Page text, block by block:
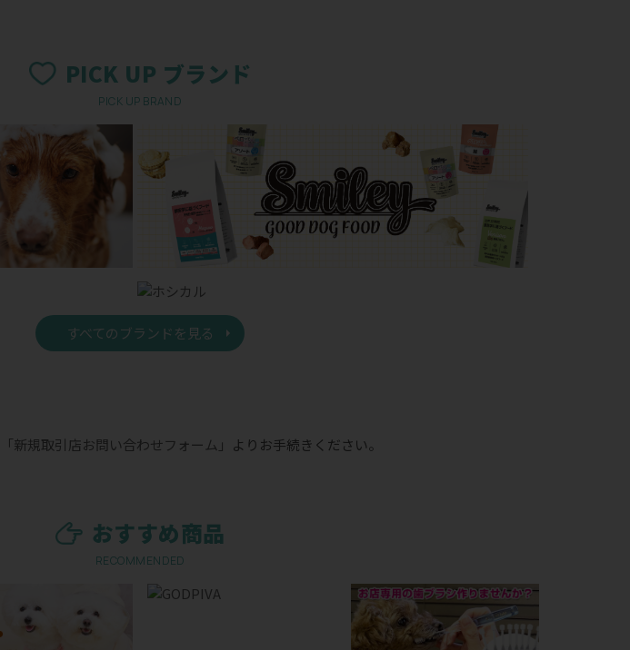
PICK UP ブランド
PICK UP BRAND
すべてのブランドを見る
「新規取引店お問い合わせフォーム」 よりお手続きください。
おすすめ商品
RECOMMENDED